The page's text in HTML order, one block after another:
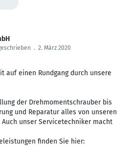
. 2. März 2020
auf einen Rundgang durch unsere
der Drehmomentschrauber bis
und Reparatur alles von unseren
unser Servicetechniker macht